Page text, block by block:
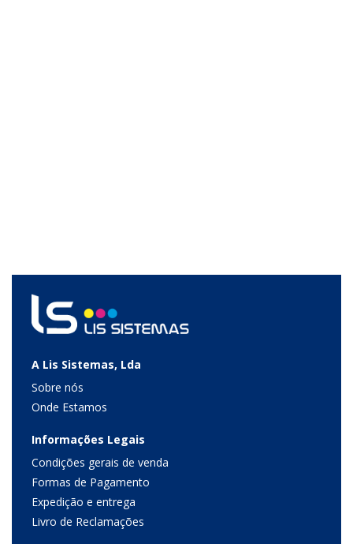
A Lis Sistemas, Lda
Sobre nós
Onde Estamos
Informações Legais
Condições gerais de venda
Formas de Pagamento
Expedição e entrega
Livro de Reclamações